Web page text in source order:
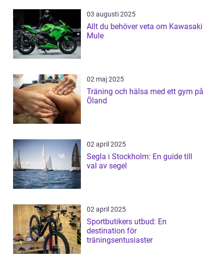
03 augusti 2025
Allt du behöver veta om Kawasaki
Mule
02 maj 2025
Träning och hälsa med ett gym på
Öland
02 april 2025
Segla i Stockholm: En guide till
val av segel
02 april 2025
Sportbutikers utbud: En
destination för
träningsentusiaster